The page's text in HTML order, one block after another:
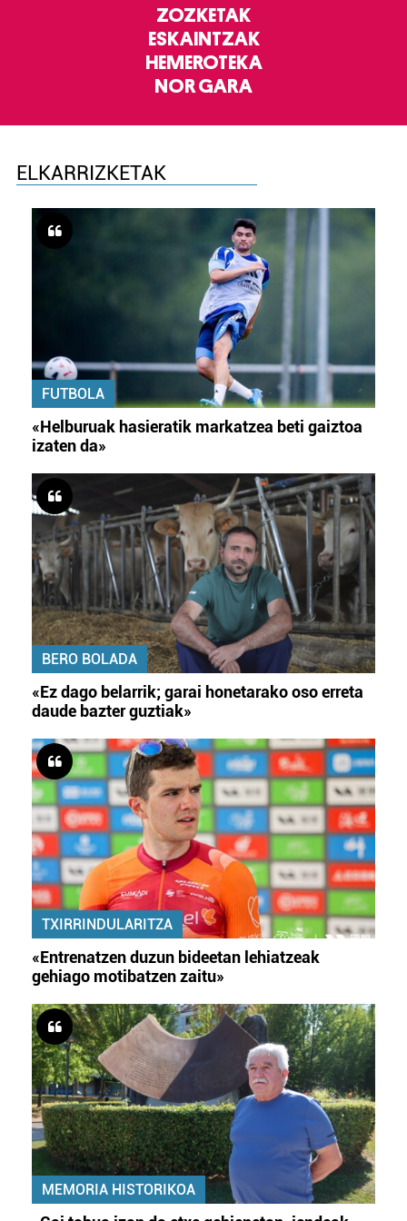
ZOZKETAK
ESKAINTZAK
HEMEROTEKA
NOR GARA
ELKARRIZKETAK
FUTBOLA
«Helburuak hasieratik markatzea beti gaiztoa
izaten da»
BERO BOLADA
«Ez dago belarrik; garai honetarako oso erreta
daude bazter guztiak»
TXIRRINDULARITZA
«Entrenatzen duzun bideetan lehiatzeak
gehiago motibatzen zaitu»
MEMORIA HISTORIKOA